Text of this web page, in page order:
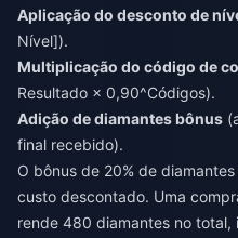
Aplicação do desconto de
Nível]).
Multiplicação do código de
Resultado × 0,90^Códigos).
Adição de diamantes bônus
final recebido).
O bônus de 20% de
custo descontado. Uma
rende 480 diamantes no